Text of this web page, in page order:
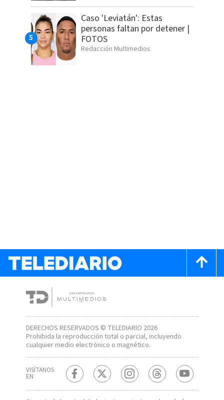
Caso 'Leviatán': Estas
personas faltan por detener |
FOTOS
Redacción Multimedios
DERECHOS RESERVADOS © TELEDIARIO 2026
Prohibida la reproducción total o parcial, incluyendo
cualquier medio electrónico o magnético.
VISÍTANOS
EN